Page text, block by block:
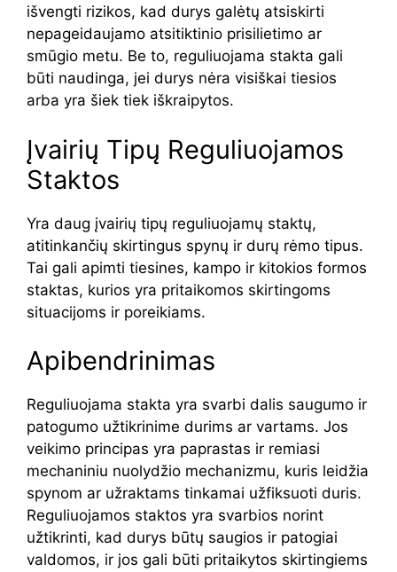
išvengti rizikos, kad durys galėtų atsiskirti
nepageidaujamo atsitiktinio prisilietimo ar
smūgio metu. Be to, reguliuojama stakta gali
būti naudinga, jei durys nėra visiškai tiesios
arba yra šiek tiek iškraipytos.
Įvairių Tipų Reguliuojamos
Staktos
Yra daug įvairių tipų reguliuojamų staktų,
atitinkančių skirtingus spynų ir durų rėmo tipus.
Tai gali apimti tiesines, kampo ir kitokios formos
staktas, kurios yra pritaikomos skirtingoms
situacijoms ir poreikiams.
Apibendrinimas
Reguliuojama stakta yra svarbi dalis saugumo ir
patogumo užtikrinime durims ar vartams. Jos
veikimo principas yra paprastas ir remiasi
mechaniniu nuolydžio mechanizmu, kuris leidžia
spynom ar užraktams tinkamai užfiksuoti duris.
Reguliuojamos staktos yra svarbios norint
užtikrinti, kad durys būtų saugios ir patogiai
valdomos, ir jos gali būti pritaikytos skirtingiems